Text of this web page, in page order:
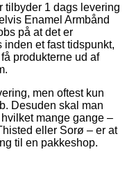
tilbyder 1 dags levering
Enamel Armbånd
på at det er
inden et fast tidspunkt,
produkterne ud af
men oftest kun
Desuden skal man
mange gange –
eller Sorø – er at
til en pakkeshop.